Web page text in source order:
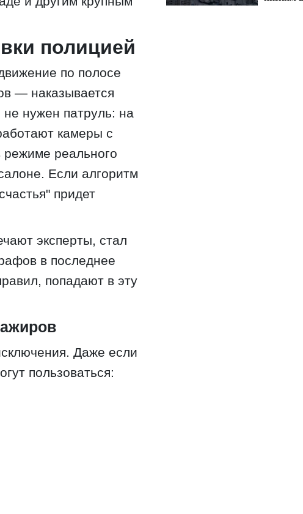
полицией
по полосе
— наказывается
нужен патруль: на
камеры с
режиме реального
Если алгоритм
придет
эксперты, стал
в последнее
попадают в эту
Даже если
пользоваться: